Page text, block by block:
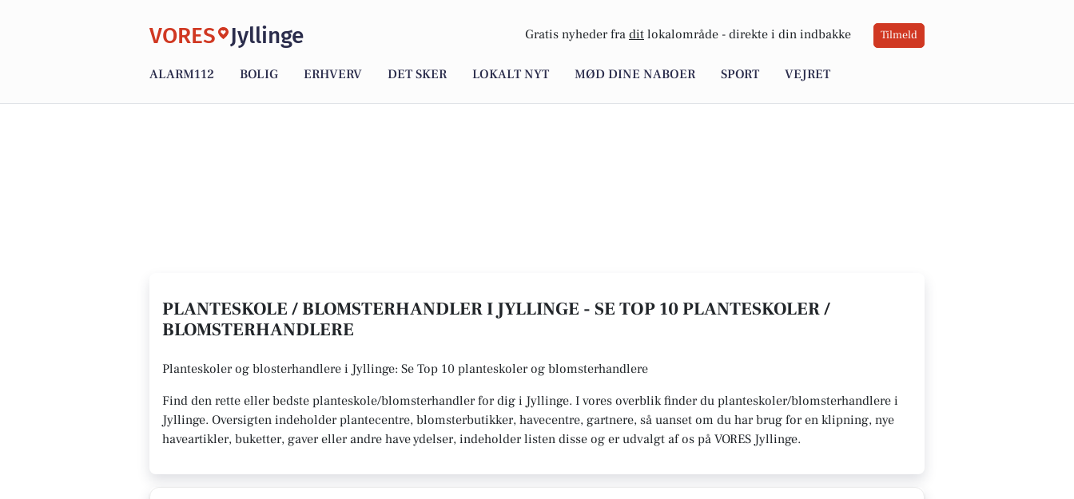
VORES Jyllinge Gratis nyheder fra dit lokalområde - direkte i din indbakke Tilmeld
ALARM112 BOLIG ERHVERV DET SKER LOKALT NYT MØD DINE NABOER SPORT VEJRET
PLANTESKOLE / BLOMSTERHANDLER I JYLLINGE - SE TOP 10 PLANTESKOLER /
BLOMSTERHANDLERE
Planteskoler og blosterhandlere i Jyllinge: Se Top 10 planteskoler og blomsterhandlere
Find den rette eller bedste planteskole/blomsterhandler for dig i Jyllinge. I vores overblik finder du planteskoler/blomsterhandlere i
Jyllinge. Oversigten indeholder plantecentre, blomsterbutikker, havecentre, gartnere, så uanset om du har brug for en klipning, nye
haveartikler, buketter, gaver eller andre have ydelser, indeholder listen disse og er udvalgt af os på VORES Jyllinge.